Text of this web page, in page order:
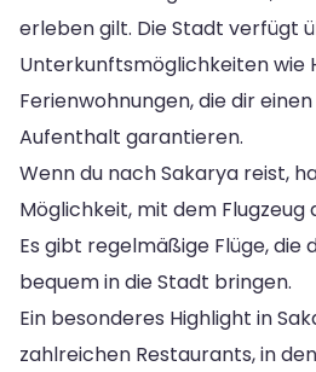
erleben gilt. Die Stadt verfügt
Unterkunftsmöglichkeiten wie
Ferienwohnungen, die dir
Aufenthalt garantieren.
Wenn du nach Sakarya reist,
Möglichkeit, mit dem Flugzeug
Es gibt regelmäßige Flüge, die
bequem in die Stadt bringen.
Ein besonderes Highlight in
zahlreichen Restaurants, in